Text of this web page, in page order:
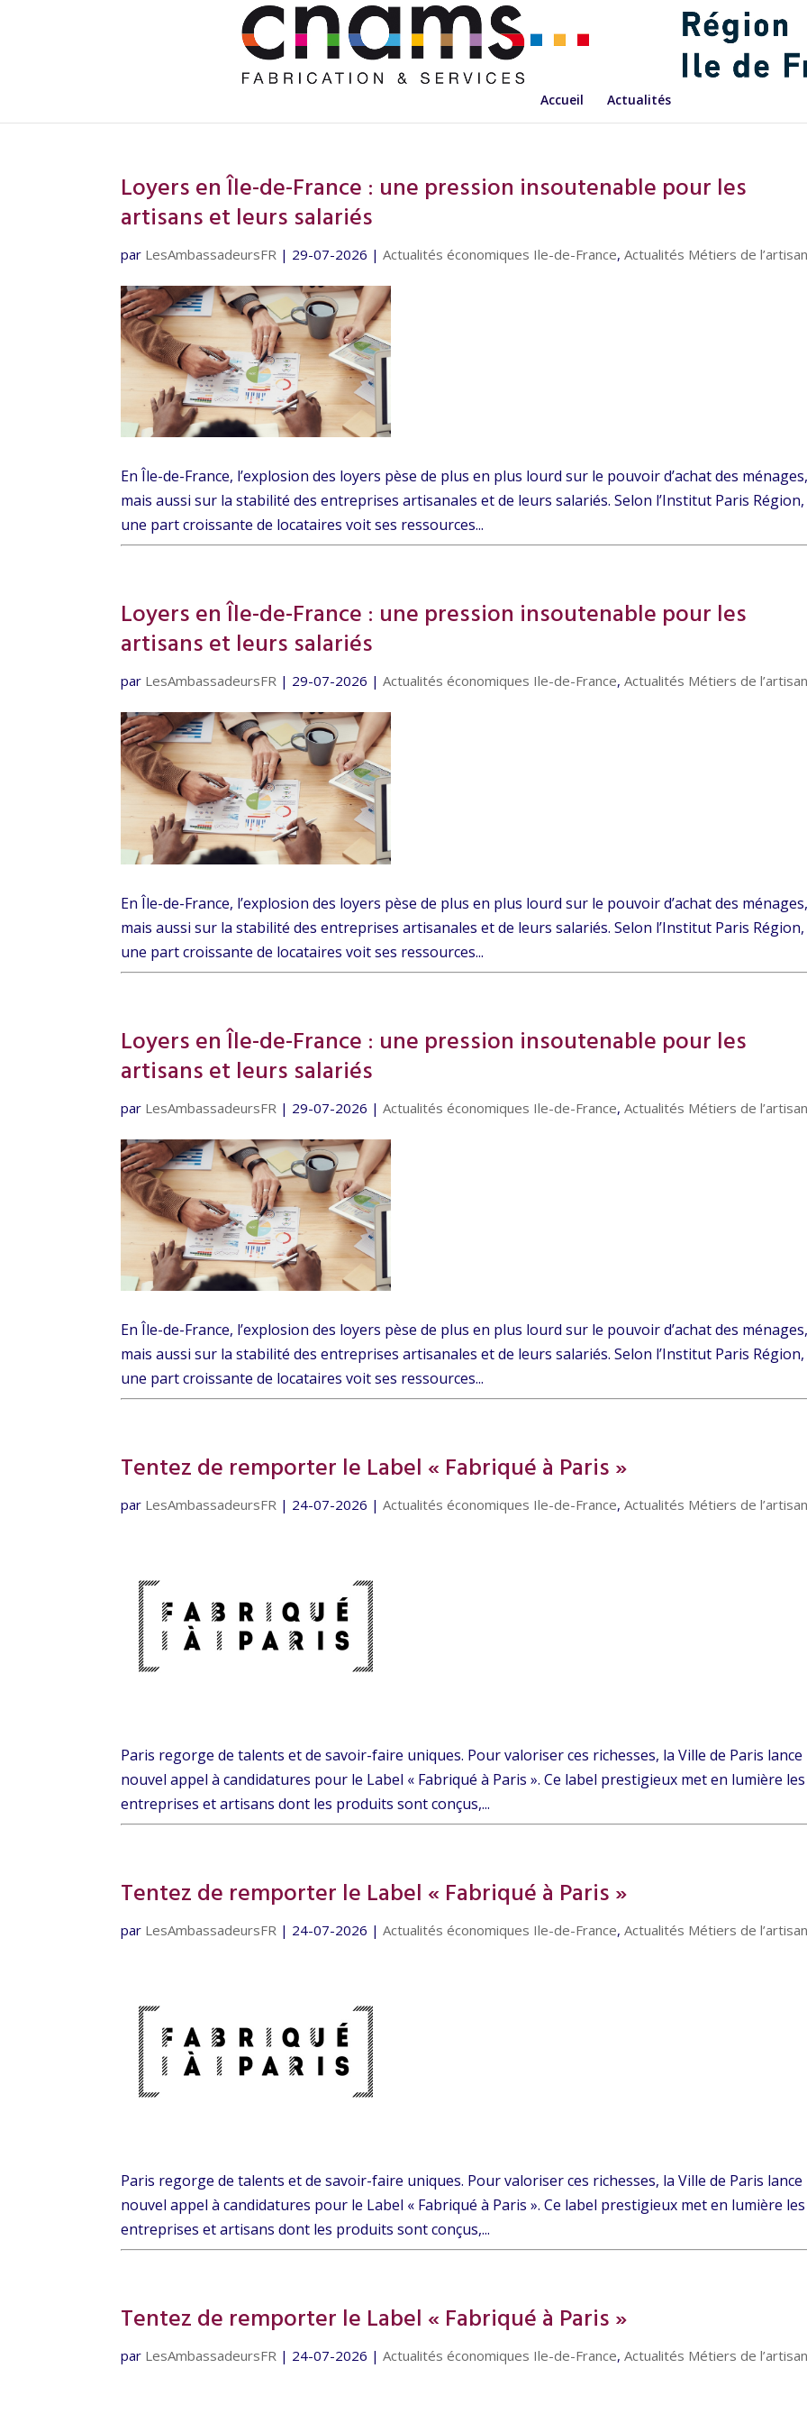
Accueil Actualités
Loyers en Île-de-France : une pression insoutenable pour les
artisans et leurs salariés
par LesAmbassadeursFR | 29-07-2026 |Actualités économiques Ile-de-France,Actualités Métiers de
En Île-de-France, l’explosion des loyers pèse de plus en plus lourd sur le pouvoir d’achat des ménages,
mais aussi sur la stabilité des entreprises artisanales et de leurs salariés. Selon l’Institut Paris Région,
une part croissante de locataires voit ses ressources...
Loyers en Île-de-France : une pression insoutenable pour les
artisans et leurs salariés
par LesAmbassadeursFR | 29-07-2026 |Actualités économiques Ile-de-France,Actualités Métiers de
En Île-de-France, l’explosion des loyers pèse de plus en plus lourd sur le pouvoir d’achat des ménages,
mais aussi sur la stabilité des entreprises artisanales et de leurs salariés. Selon l’Institut Paris Région,
une part croissante de locataires voit ses ressources...
Loyers en Île-de-France : une pression insoutenable pour les
artisans et leurs salariés
par LesAmbassadeursFR | 29-07-2026 |Actualités économiques Ile-de-France,Actualités Métiers de
En Île-de-France, l’explosion des loyers pèse de plus en plus lourd sur le pouvoir d’achat des ménages,
mais aussi sur la stabilité des entreprises artisanales et de leurs salariés. Selon l’Institut Paris Région,
une part croissante de locataires voit ses ressources...
Tentez de remporter le Label « Fabriqué à Paris »
par LesAmbassadeursFR | 24-07-2026 |Actualités économiques Ile-de-France,Actualités Métiers de
Paris regorge de talents et de savoir-faire uniques. Pour valoriser ces richesses, la Ville de Paris lance
nouvel appel à candidatures pour le Label « Fabriqué à Paris ». Ce label prestigieux met en lumière les
entreprises et artisans dont les produits sont conçus,...
Tentez de remporter le Label « Fabriqué à Paris »
par LesAmbassadeursFR | 24-07-2026 |Actualités économiques Ile-de-France,Actualités Métiers de
Paris regorge de talents et de savoir-faire uniques. Pour valoriser ces richesses, la Ville de Paris lance
nouvel appel à candidatures pour le Label « Fabriqué à Paris ». Ce label prestigieux met en lumière les
entreprises et artisans dont les produits sont conçus,...
Tentez de remporter le Label « Fabriqué à Paris »
par LesAmbassadeursFR | 24-07-2026 |Actualités économiques Ile-de-France,Actualités Métiers de